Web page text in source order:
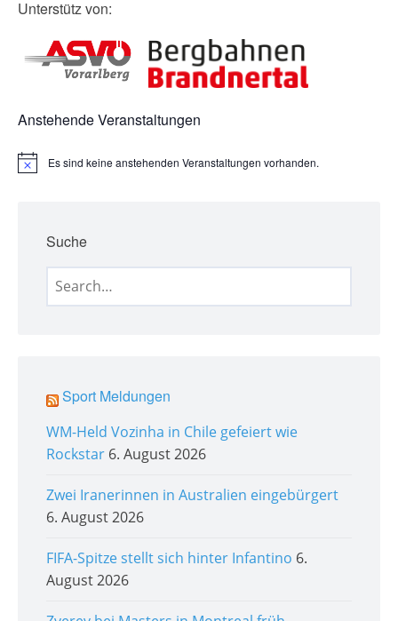
Unterstütz von:
Anstehende Veranstaltungen
H
Es sind keine anstehenden Veranstaltungen vorhanden.
Suche
Search
Sport Meldungen
WM-Held Vozinha in Chile gefeiert wie
Rockstar 6. August 2026
Zwei Iranerinnen in Australien eingebürgert
6. August 2026
FIFA-Spitze stellt sich hinter Infantino 6.
August 2026